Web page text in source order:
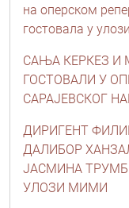
на оперском
гостовала у
САЊА КЕРКЕЗ И
ГОСТОВАЛИ У
САРАЈЕВСКОГ
ДИРИГЕНТ
ДАЛИБОР
ЈАСМИНА
УЛОЗИ МИМИ